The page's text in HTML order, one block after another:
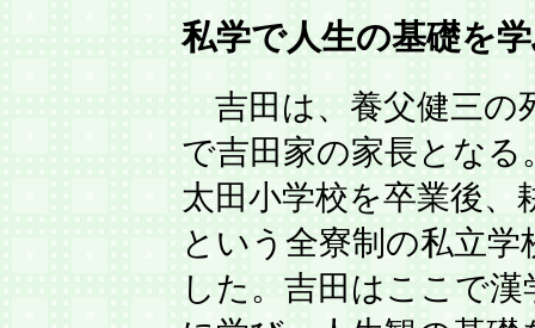
私学で人生の基礎を
吉田は、養父健三の
で吉田家の家長となる
太田小学校を卒業後、
という全寮制の私立学
した。吉田はここで漢